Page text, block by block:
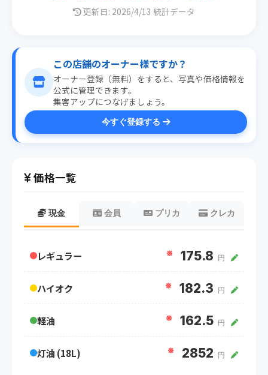
更新日: 2026/4/13 統計データ
この店舗のオーナー様ですか？
オーナー登録（無料）をすると、写真や価格情報を
公式に管理できます。
集客アップにつなげましょう。
今すぐ登録する
価格一覧
現金 会員 プリカ クレカ
レギュラー ※ 175.8 円
ハイオク ※ 182.3 円
軽油 ※ 162.5 円
灯油 (18L) ※ 2852 円